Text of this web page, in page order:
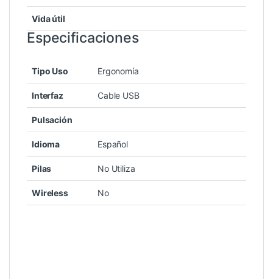
Vida útil
Especificaciones
Tipo Uso Ergonomía
Interfaz Cable USB
Pulsación
Idioma Español
Pilas No Utiliza
Wireless No